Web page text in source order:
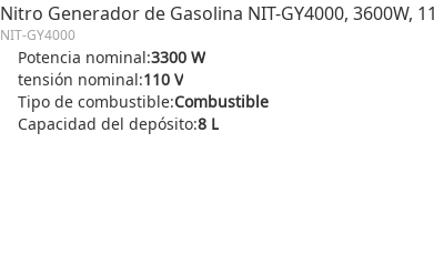
Nitro Generador de Gasolina NIT-GY4000, 3600W,
NIT-GY4000
Potencia nominal:3300 W
tensión nominal:110 V
Tipo de combustible:Combustible
Capacidad del depósito:8 L